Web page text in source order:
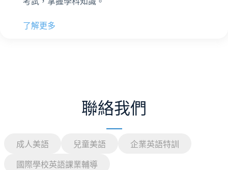
了解更多
聯絡我們
成人美語 兒童美語 企業英語特訓
國際學校英語課業輔導